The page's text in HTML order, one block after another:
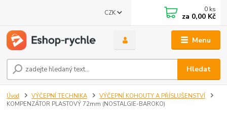
Menu
CZK
Hledat
0 ks
za 0,00 Kč
Úvod VÝČEPNÍ TECHNIKA
VÝČEPNÍ KOHOUTY A PŘÍSLUŠENSTVÍ
KOMPENZÁTOR PLASTOVÝ 72mm (NOSTALGIE-BAROKO)